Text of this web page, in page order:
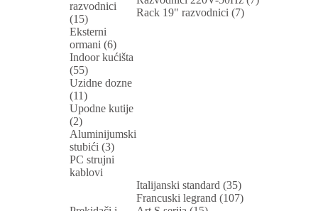
razvodnici
(15)
Rack 19" razvodnici (7)
Eksterni
ormani (6)
Indoor kućišta
(55)
Uzidne dozne
(11)
Upodne kutije
(2)
Aluminijumski
stubići (3)
PC strujni
kablovi
Italijanski standard (35)
Francuski legrand (107)